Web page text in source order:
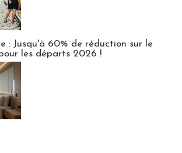
: Jusqu'à 60% de réduction sur le
les départs 2026 !